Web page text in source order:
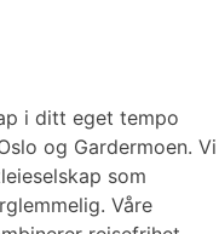
i ditt eget tempo
og Gardermoen. Vi
som
Våre